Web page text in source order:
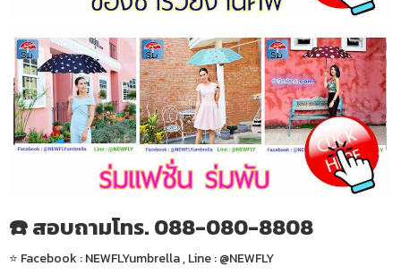
☎️ สอบถามโทร. 088-080-8808
⭐️ Facebook : NEWFLYumbrella , Line : @NEWFLY